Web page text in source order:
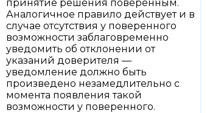
принятие решения поверенным.
Аналогичное правило действует и в
случае отсутствия у поверенного
возможности заблаговременно
уведомить об отклонении от
указаний доверителя —
уведомление должно быть
произведено незамедлительно с
момента появления такой
возможности у поверенного.